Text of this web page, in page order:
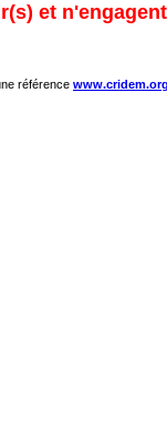
et
référence www.cridem.org